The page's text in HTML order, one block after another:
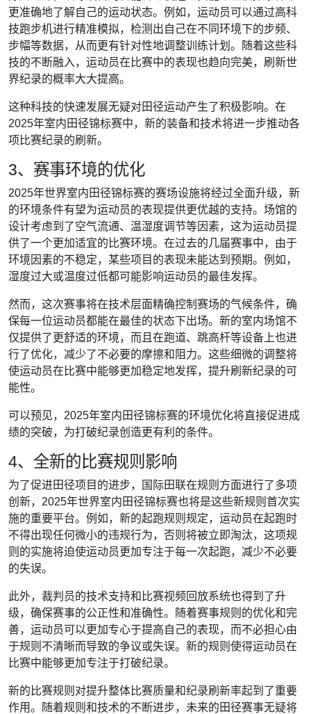
更准确地了解自己的运动状态。例如，运动员可以通过高科
技跑步机进行精准模拟，检测出自己在不同环境下的步频、
步幅等数据，从而更有针对性地调整训练计划。随着这些科
技的不断融入，运动员在比赛中的表现也趋向完美，刷新世
界纪录的概率大大提高。
这种科技的快速发展无疑对田径运动产生了积极影响。在
2025年室内田径锦标赛中，新的装备和技术将进一步推动各
项比赛纪录的刷新。
3、赛事环境的优化
2025年世界室内田径锦标赛的赛场设施将经过全面升级，新
的环境条件有望为运动员的表现提供更优越的支持。场馆的
设计考虑到了空气流通、温湿度调节等因素，这为运动员提
供了一个更加适宜的比赛环境。在过去的几届赛事中，由于
环境因素的不稳定，某些项目的表现未能达到预期。例如，
湿度过大或温度过低都可能影响运动员的最佳发挥。
然而，这次赛事将在技术层面精确控制赛场的气候条件，确
保每一位运动员都能在最佳的状态下出场。新的室内场馆不
仅提供了更舒适的环境，而且在跑道、跳高杆等设备上也进
行了优化，减少了不必要的摩擦和阻力。这些细微的调整将
使运动员在比赛中能够更加稳定地发挥，提升刷新纪录的可
能性。
可以预见，2025年室内田径锦标赛的环境优化将直接促进成
绩的突破，为打破纪录创造更有利的条件。
4、全新的比赛规则影响
为了促进田径项目的进步，国际田联在规则方面进行了多项
创新，2025年世界室内田径锦标赛也将是这些新规则首次实
施的重要平台。例如，新的起跑规则规定，运动员在起跑时
不得出现任何微小的违规行为，否则将被立即淘汰，这项规
则的实施将迫使运动员更加专注于每一次起跑，减少不必要
的失误。
此外，裁判员的技术支持和比赛视频回放系统也得到了升
级，确保赛事的公正性和准确性。随着赛事规则的优化和完
善，运动员可以更加专心于提高自己的表现，而不必担心由
于规则不清晰而导致的争议或失误。新的规则使得运动员在
比赛中能够更加专注于打破纪录。
新的比赛规则对提升整体比赛质量和纪录刷新率起到了重要
作用。随着规则和技术的不断进步，未来的田径赛事无疑将